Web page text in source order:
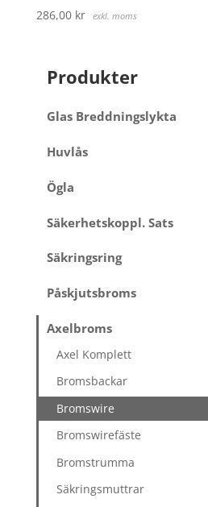
286,00 kr exkl. moms
Produkter
Glas Breddningslykta
Huvlås
Ögla
Säkerhetskoppl. Sats
Säkringsring
Påskjutsbroms
Axelbroms
Axel Komplett
Bromsbackar
Bromswire
Bromswirefäste
Bromstrumma
Säkringsmuttrar